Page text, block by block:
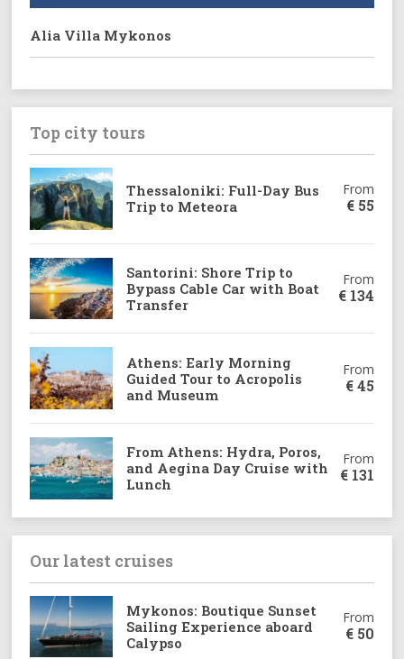
Alia Villa Mykonos
Top city tours
Thessaloniki: Full-Day Bus
Trip to Meteora
From
€ 55
Santorini: Shore Trip to
Bypass Cable Car with Boat
Transfer
From
€ 134
Athens: Early Morning
Guided Tour to Acropolis
and Museum
From
€ 45
From Athens: Hydra, Poros,
and Aegina Day Cruise with
Lunch
From
€ 131
Our latest cruises
Mykonos: Boutique Sunset
Sailing Experience aboard
Calypso
From
€ 50